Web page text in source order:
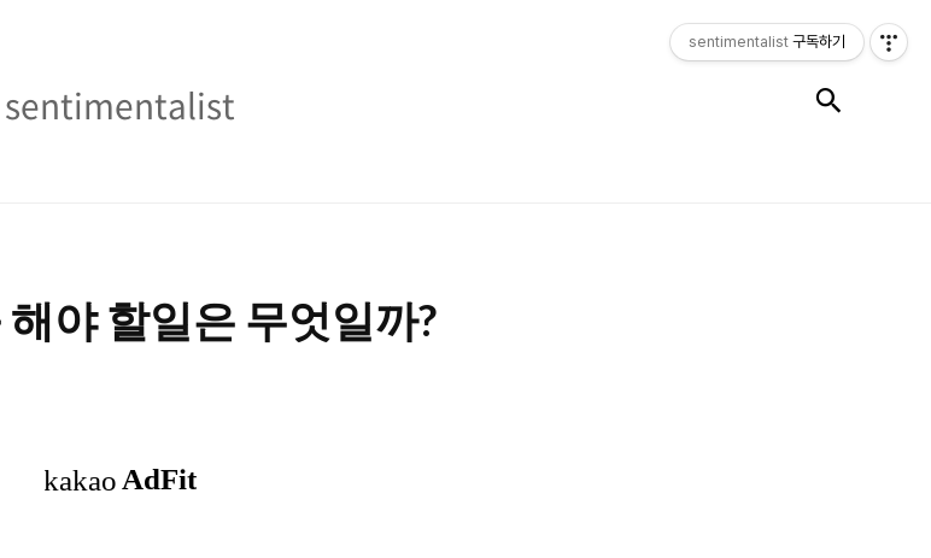
sentimentalist
야 할일은 무엇일까?
sentimentalist 구독하기